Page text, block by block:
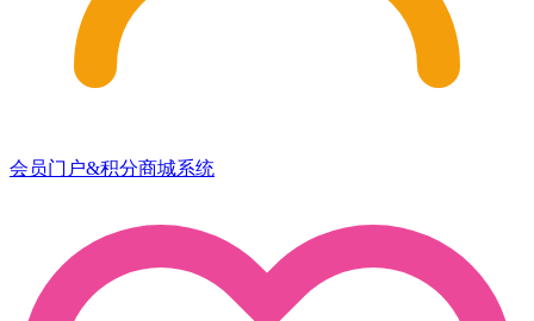
会员门户&积分商城系统